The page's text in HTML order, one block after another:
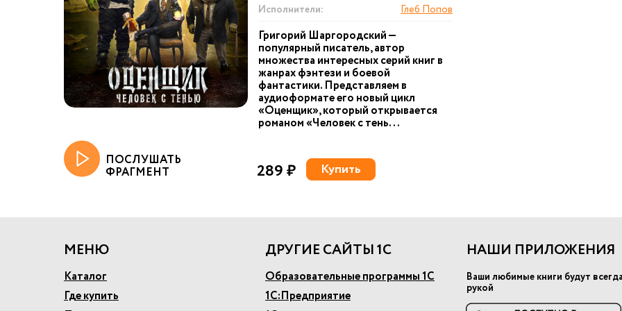
Исполнители:
Глеб Попов
Григорий Шаргородский —
популярный писатель, автор
множества интересных серий книг в
жанрах фэнтези и боевой
фантастики. Представляем в
аудиоформате его новый цикл
«Оценщик», который открывается
романом «Человек с тень...
ПОСЛУШАТЬ
ФРАГМЕНТ 289 ₽ Купить
МЕНЮ
Каталог
Где купить
ДРУГИЕ САЙТЫ 1С
Образовательные программы 1С
1С:Предприятие
НАШИ ПРИЛОЖЕНИЯ
Ваши любимые книги будут
рукой